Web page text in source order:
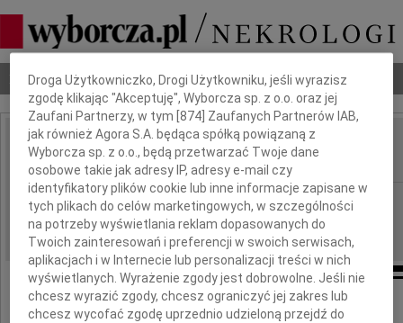
Nekrologi Odeszli Poradnik pogrzebowy
IMIĘ I NAZWISKO: Zofia Drzewińska
REGION: Gdańsk
DATA EMISJI: 24.06.2020
Z głębokim żalem zawiadamiamy,
Dbamy o Twoją prywatność
Droga Użytkowniczko, Drogi Użytkowniku, jeśli wyrazisz
zgodę klikając "Akceptuję", Wyborcza sp. z o.o. oraz jej
Zaufani Partnerzy, w tym [874] Zaufanych Partnerów IAB,
jak również Agora S.A. będąca spółką powiązaną z
Wyborcza sp. z o.o., będą przetwarzać Twoje dane
osobowe takie jak adresy IP, adresy e-mail czy
identyfikatory plików cookie lub inne informacje zapisane w
tych plikach do celów marketingowych, w szczególności
na potrzeby wyświetlania reklam dopasowanych do
Twoich zainteresowań i preferencji w swoich serwisach,
aplikacjach i w Internecie lub personalizacji treści w nich
wyświetlanych. Wyrażenie zgody jest dobrowolne. Jeśli nie
chcesz wyrazić zgody, chcesz ograniczyć jej zakres lub
chcesz wycofać zgodę uprzednio udzieloną przejdź do